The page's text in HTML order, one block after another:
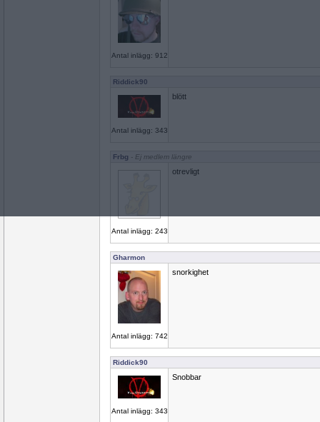
Antal inlägg: 912
Riddick90
Antal inlägg: 343
blött
Frbg - Ej medlem längre
Antal inlägg: 243
otrevligt
Gharmon
Antal inlägg: 742
snorkighet
Riddick90
Antal inlägg: 343
Snobbar